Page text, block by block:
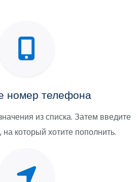
номер телефона
из списка. Затем введите
который хотите пополнить.